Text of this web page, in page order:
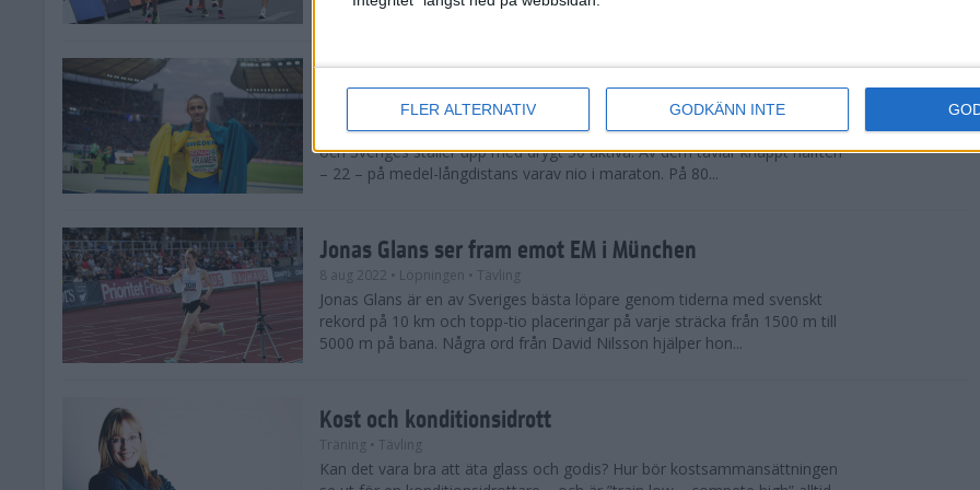
FLER ALTERNATIV GODKÄNN INTE
Snabbaste svensk var IF Götas Jonas Leandersson som slutade 28:a p...
Den 15-21 augusti arrangeras Friidrotts-EM på Olympiastadion i München
och Sveriges ställer upp med drygt 50 aktiva. Av dem tävlar knappt hälften
– 22 – på medel-långdistans varav nio i maraton. På 80...
Jonas Glans ser fram emot EM i München
8 aug 2022 • Löpningen • Tävling
Jonas Glans är en av Sveriges bästa löpare genom tiderna med svenskt
rekord på 10 km och topp-tio placeringar på varje sträcka från 1500 m till
5000 m på bana. Några ord från David Nilsson hjälper hon...
Kost och konditionsidrott
Träning • Tävling
Kan det vara bra att äta glass och godis? Hur bör kostsammansättningen